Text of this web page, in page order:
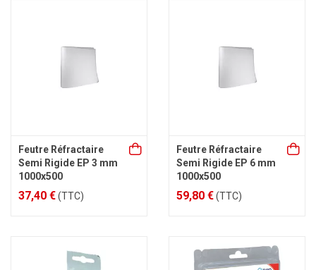
Feutre Réfractaire
Semi Rigide EP 3 mm
1000x500
37,40 €(TTC)
Feutre Réfractaire
Semi Rigide EP 6 mm
1000x500
59,80 €(TTC)